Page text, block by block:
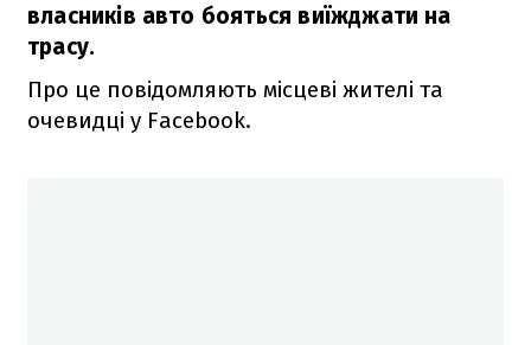
власників авто бояться виїжджати на
трасу.
Про це повідомляють місцеві жителі та
очевидці у Facebook.